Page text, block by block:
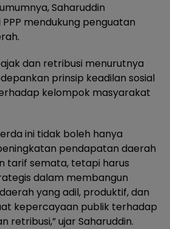
Saharuddin
mendukung penguatan
dan retribusi menurutnya
prinsip keadilan sosial
kelompok masyarakat
ini tidak boleh hanya
pendapatan daerah
tarif semata, tetapi harus
dalam membangun
yang adil, produktif, dan
kepercayaan publik terhadap
retribusi,” ujar Saharuddin.